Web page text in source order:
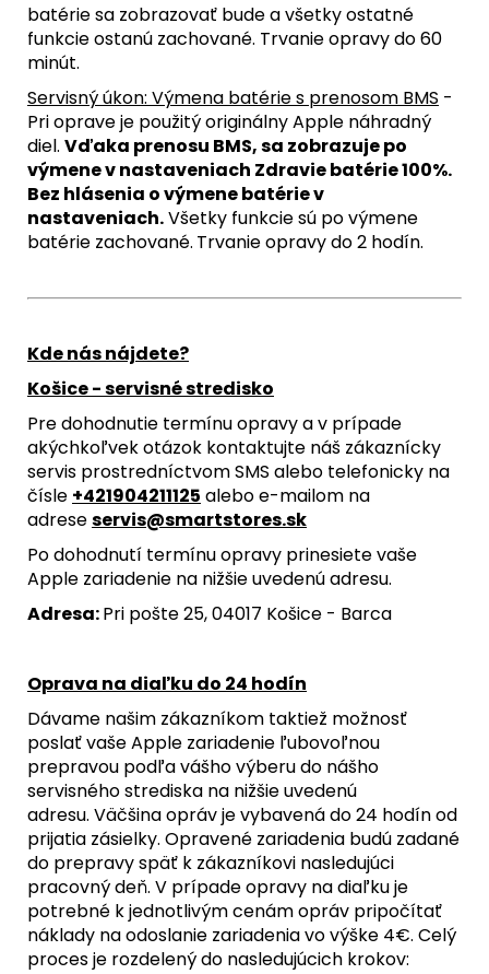
batérie sa zobrazovať bude a všetky ostatné
funkcie ostanú zachované. Trvanie opravy do 60
minút.
Servisný úkon: Výmena batérie s prenosom BMS -
Pri oprave je použitý originálny Apple náhradný
diel. Vďaka prenosu BMS, sa zobrazuje po
výmene v nastaveniach Zdravie batérie 100%.
Bez hlásenia o výmene batérie v
nastaveniach.Všetky funkcie sú po výmene
batérie zachované. Trvanie opravy do 2 hodín.
Kde nás nájdete?
Košice - servisné stredisko
Pre dohodnutie termínu opravy a v prípade
akýchkoľvek otázok kontaktujte náš zákaznícky
servis prostredníctvom SMS alebo telefonicky na
čísle +421904211125 alebo e-mailom na
adreseservis@smartstores.sk
Po dohodnutí termínu opravy prinesiete vaše
Apple zariadenie na nižšie uvedenú adresu.
Adresa:Pri pošte 25, 04017 Košice - Barca
Oprava na diaľku do 24 hodín
Dávame našim zákazníkom taktiež možnosť
poslať vaše Apple zariadenie ľubovoľnou
prepravou podľa vášho výberu do nášho
servisného strediska na nižšie uvedenú
adresu. Väčšina opráv je vybavená do 24 hodín od
prijatia zásielky. Opravené zariadenia budú zadané
do prepravy späť k zákazníkovi nasledujúci
pracovný deň. V prípade opravy na diaľku je
potrebné k jednotlivým cenám opráv pripočítať
náklady na odoslanie zariadenia vo výške 4€. Celý
proces je rozdelený do nasledujúcich krokov: